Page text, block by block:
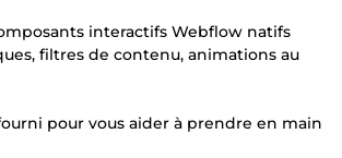
interactifs Webflow natifs
filtres de contenu, animations au
pour vous aider à prendre en main